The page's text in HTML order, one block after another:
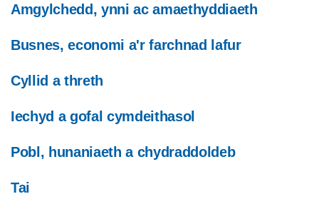
Amgylchedd, ynni ac amaethyddiaeth
Busnes, economi a'r farchnad lafur
Cyllid a threth
Iechyd a gofal cymdeithasol
Pobl, hunaniaeth a chydraddoldeb
Tai